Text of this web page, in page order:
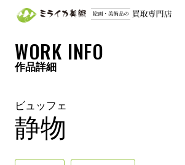
WORK INFO
作品詳細
ビュッフェ
静物